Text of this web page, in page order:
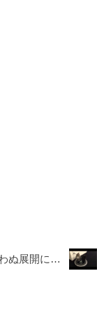
ぬ展開に…